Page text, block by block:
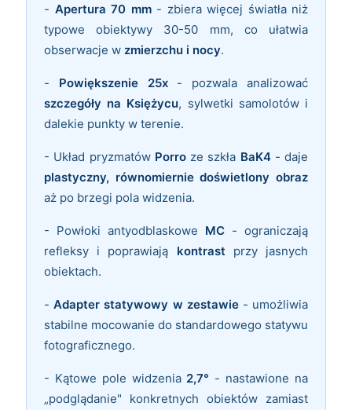
- Apertura 70 mm- zbiera więcej światła niż
typowe obiektywy 30-50 mm, co ułatwia
obserwacje w zmierzchu i nocy.
- Powiększenie 25x- pozwala analizować
szczegóły na Księżycu, sylwetki samolotów i
dalekie punkty w terenie.
- Układ pryzmatów Porroze szkła BaK4- daje
plastyczny, równomiernie doświetlony obraz
aż po brzegi pola widzenia.
- Powłoki antyodblaskowe MC - ograniczają
refleksy i poprawiają kontrast przy jasnych
obiektach.
-Adapter statywowy w zestawie- umożliwia
stabilne mocowanie do standardowego statywu
fotograficznego.
- Kątowe pole widzenia 2,7° - nastawione na
„podglądanie" konkretnych obiektów zamiast